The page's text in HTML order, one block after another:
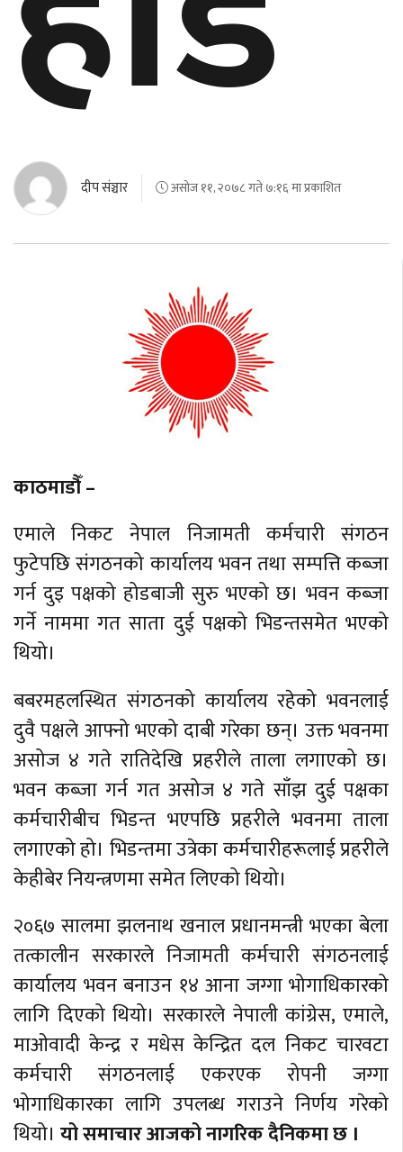
दीप संञ्चार असोज ११, २०७८ गते ७:१६ मा प्रकाशित
काठमाडौँ –
एमाले निकट नेपाल निजामती कर्मचारी संगठन
फुटेपछि संगठनको कार्यालय भवन तथा सम्पत्ति कब्जा
गर्न दुइ पक्षको होडबाजी सुरु भएको छ। भवन कब्जा
गर्ने नाममा गत साता दुई पक्षको भिडन्तसमेत भएको
थियो।
बबरमहलस्थित संगठनको कार्यालय रहेको भवनलाई
दुवै पक्षले आफ्नो भएको दाबी गरेका छन्। उक्त भवनमा
असोज ४ गते रातिदेखि प्रहरीले ताला लगाएको छ।
भवन कब्जा गर्न गत असोज ४ गते साँझ दुई पक्षका
कर्मचारीबीच भिडन्त भएपछि प्रहरीले भवनमा ताला
लगाएको हो। भिडन्तमा उत्रेका कर्मचारीहरूलाई प्रहरीले
केहीबेर नियन्त्रणमा समेत लिएको थियो।
२०६७ सालमा झलनाथ खनाल प्रधानमन्त्री भएका बेला
तत्कालीन सरकारले निजामती कर्मचारी संगठनलाई
कार्यालय भवन बनाउन १४ आना जग्गा भोगाधिकारको
लागि दिएको थियो। सरकारले नेपाली कांग्रेस, एमाले,
माओवादी केन्द्र र मधेस केन्द्रित दल निकट चारवटा
कर्मचारी संगठनलाई एकरएक रोपनी जग्गा
भोगाधिकारका लागि उपलब्ध गराउने निर्णय गरेको
थियो। यो समाचार आजको नागरिक दैनिकमा छ ।